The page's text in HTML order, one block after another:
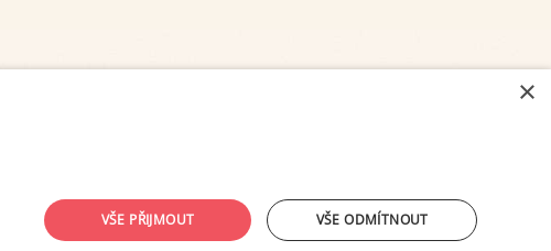
×
VŠE PŘIJMOUT VŠE ODMÍTNOUT